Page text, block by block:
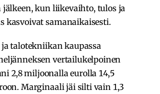
jälkeen, kun liikevaihto, tulos ja
kasvoivat samanaikaisesti.
talotekniikan kaupassa
vertailukelpoinen
2,8 miljoonalla eurolla 14,5
Marginaali jäi silti vain 1,3